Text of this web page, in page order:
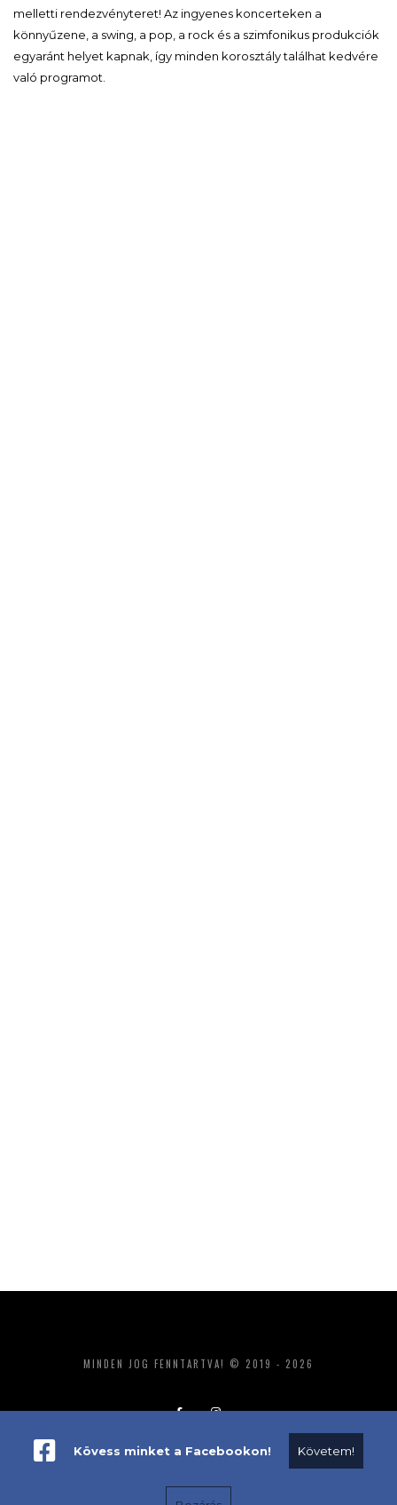
melletti rendezvényteret! Az ingyenes koncerteken a
könnyűzene, a swing, a pop, a rock és a szimfonikus produkciók
egyaránt helyet kapnak, így minden korosztály találhat kedvére
való programot.
MINDEN JOG FENNTARTVA! © 2019 - 2026
ADATKEZELÉS IMPRESSZUM MÉDIAAJÁNLAT
Kövess minket a Facebookon! Követem!